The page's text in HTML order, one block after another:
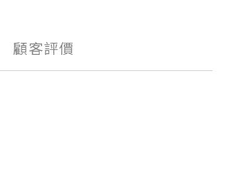
顧客評價